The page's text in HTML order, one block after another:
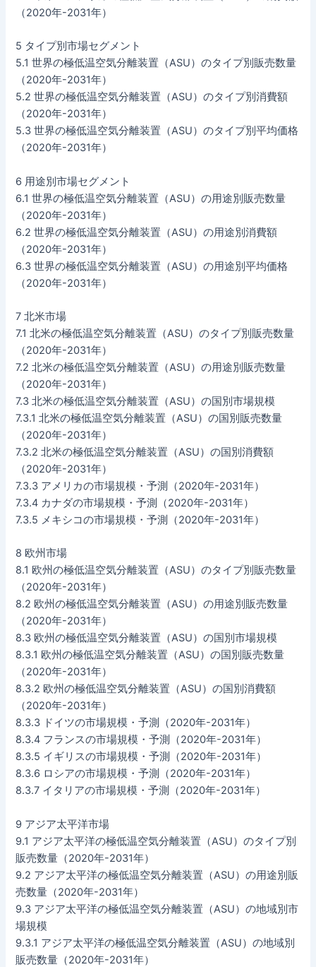
（2020年-2031年）
5 タイプ別市場セグメント
5.1 世界の極低温空気分離装置（ASU）のタイプ別販売数量
（2020年-2031年）
5.2 世界の極低温空気分離装置（ASU）のタイプ別消費額
（2020年-2031年）
5.3 世界の極低温空気分離装置（ASU）のタイプ別平均価格
（2020年-2031年）
6 用途別市場セグメント
6.1 世界の極低温空気分離装置（ASU）の用途別販売数量
（2020年-2031年）
6.2 世界の極低温空気分離装置（ASU）の用途別消費額
（2020年-2031年）
6.3 世界の極低温空気分離装置（ASU）の用途別平均価格
（2020年-2031年）
7 北米市場
7.1 北米の極低温空気分離装置（ASU）のタイプ別販売数量
（2020年-2031年）
7.2 北米の極低温空気分離装置（ASU）の用途別販売数量
（2020年-2031年）
7.3 北米の極低温空気分離装置（ASU）の国別市場規模
7.3.1 北米の極低温空気分離装置（ASU）の国別販売数量
（2020年-2031年）
7.3.2 北米の極低温空気分離装置（ASU）の国別消費額
（2020年-2031年）
7.3.3 アメリカの市場規模・予測（2020年-2031年）
7.3.4 カナダの市場規模・予測（2020年-2031年）
7.3.5 メキシコの市場規模・予測（2020年-2031年）
8 欧州市場
8.1 欧州の極低温空気分離装置（ASU）のタイプ別販売数量
（2020年-2031年）
8.2 欧州の極低温空気分離装置（ASU）の用途別販売数量
（2020年-2031年）
8.3 欧州の極低温空気分離装置（ASU）の国別市場規模
8.3.1 欧州の極低温空気分離装置（ASU）の国別販売数量
（2020年-2031年）
8.3.2 欧州の極低温空気分離装置（ASU）の国別消費額
（2020年-2031年）
8.3.3 ドイツの市場規模・予測（2020年-2031年）
8.3.4 フランスの市場規模・予測（2020年-2031年）
8.3.5 イギリスの市場規模・予測（2020年-2031年）
8.3.6 ロシアの市場規模・予測（2020年-2031年）
8.3.7 イタリアの市場規模・予測（2020年-2031年）
9 アジア太平洋市場
9.1 アジア太平洋の極低温空気分離装置（ASU）のタイプ別
販売数量（2020年-2031年）
9.2 アジア太平洋の極低温空気分離装置（ASU）の用途別販
売数量（2020年-2031年）
9.3 アジア太平洋の極低温空気分離装置（ASU）の地域別市
場規模
9.3.1 アジア太平洋の極低温空気分離装置（ASU）の地域別
販売数量（2020年-2031年）